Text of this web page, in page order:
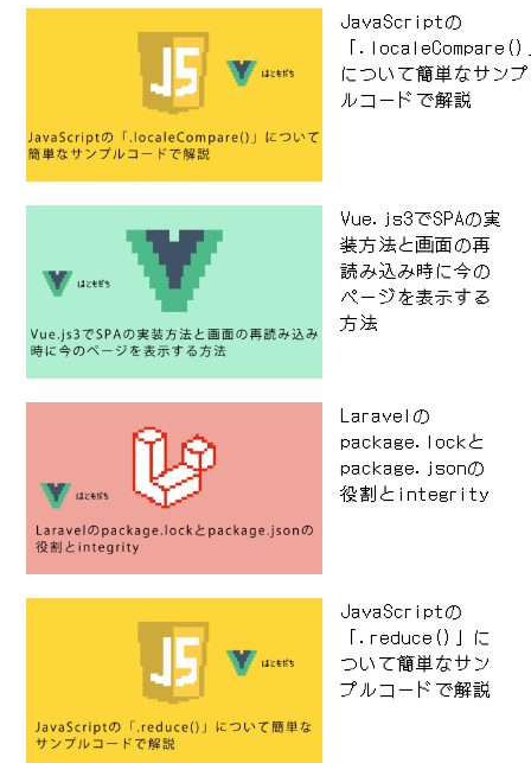
JavaScriptの
「.localeCompare()
について簡単なサンプ
ルコードで解説
Vue.js3でSPAの実
装方法と画面の再
読み込み時に今の
ページを表示する
方法
Laravelの
package.lockと
package.jsonの
役割とintegrity
JavaScriptの
「.reduce()」に
ついて簡単なサン
プルコードで解説